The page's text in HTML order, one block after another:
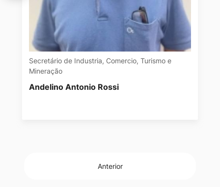
Secretário de Industria, Comercio, Turismo e
Mineração
Andelino Antonio Rossi
Anterior